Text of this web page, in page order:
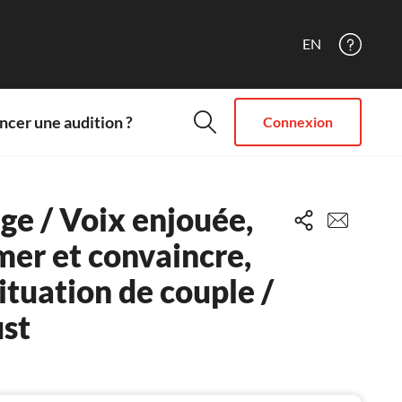
EN
une audition ? Connexion
/ Voix enjouée,
et convaincre,
de couple /